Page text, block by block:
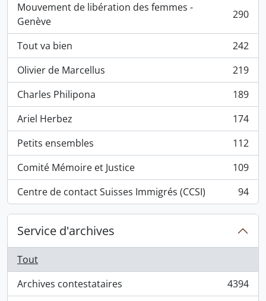
Mouvement de libération des femmes -
Genève
, 290 résultats 290
Tout va bien
, 242 résultats
242
Olivier de Marcellus
, 219 résultats
219
Charles Philipona
, 189 résultats
189
Ariel Herbez
, 174 résultats
174
Petits ensembles
, 112 résultats
112
Comité Mémoire et Justice
, 109 résultats
109
Centre de contact Suisses Immigrés (CCSI)
, 94 résultats 94
Service d'archives
Tout
Archives contestataires
, 4394 résultats
4394